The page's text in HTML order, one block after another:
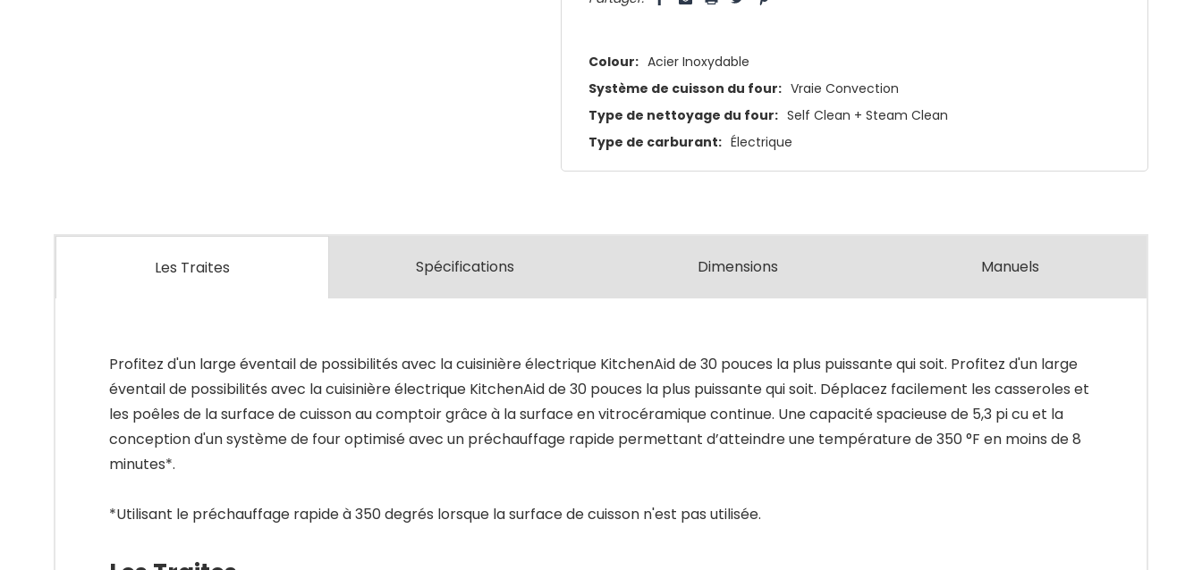
Colour: Acier Inoxydable
Système de cuisson du four: Vraie Convection
Type de nettoyage du four: Self Clean + Steam Clean
Type de carburant: Électrique
Les Traites Spécifications Dimensions Manuels
Profitez d'un large éventail de possibilités avec la cuisinière électrique KitchenAid de 30 pouces la plus puissante qui soit. Profitez d'un large
éventail de possibilités avec la cuisinière électrique KitchenAid de 30 pouces la plus puissante qui soit. Déplacez facilement les casseroles et
les poêles de la surface de cuisson au comptoir grâce à la surface en vitrocéramique continue. Une capacité spacieuse de 5,3 pi cu et la
conception d'un système de four optimisé avec un préchauffage rapide permettant d’atteindre une température de 350 °F en moins de 8
minutes*.
*Utilisant le préchauffage rapide à 350 degrés lorsque la surface de cuisson n'est pas utilisée.